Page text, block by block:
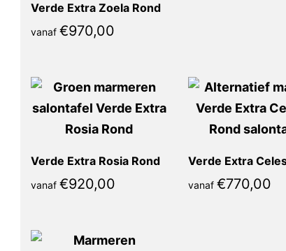
Verde Extra Zoela Rond
vanaf €970,00
Verde Extra Rosia Rond
vanaf €920,00 vanaf €770,00